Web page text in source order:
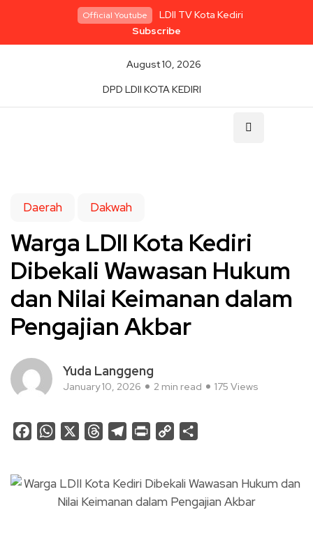
Official Youtube
LDII TV Kota Kediri
Subscribe
August 10, 2026
DPD LDII KOTA KEDIRI
Daerah Dakwah
Warga LDII Kota Kediri
Dibekali Wawasan Hukum
dan Nilai Keimanan dalam
Pengajian Akbar
Yuda Langgeng
January 10, 2026 2 min read 175 Views
FacebookWhatsApp ThreadsTelegram
Print
Copy